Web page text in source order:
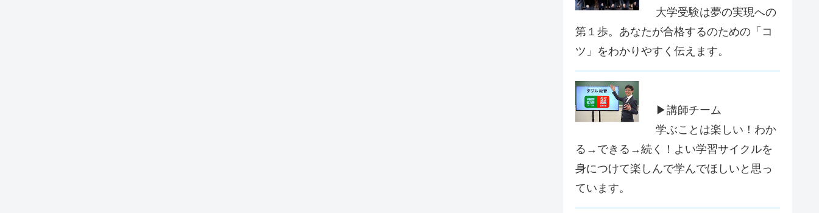
大学受験は夢の実現への
第１歩。あなたが合格するのための「コ
ツ」をわかりやすく伝えます。
▶講師チーム
学ぶことは楽しい！わか
る→できる→続く！よい学習サイクルを
身につけて楽しんで学んでほしいと思っ
ています。